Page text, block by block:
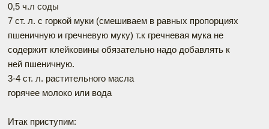
0,5 ч.л соды
7 ст. л. с горкой муки (смешиваем в равных пропорциях
пшеничную и гречневую муку) т.к гречневая мука не
содержит клейковины обязательно надо добавлять к
ней пшеничную.
3-4 ст. л. растительного масла
горячее молоко или вода
Итак приступим: